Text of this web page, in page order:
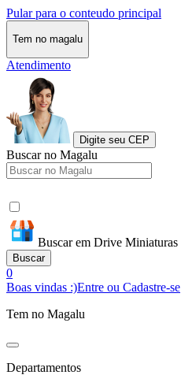
Pular para o conteudo principal
Tem no magalu
Atendimento
Digite seu CEP
Buscar no Magalu
Buscar em Drive Miniaturas
Buscar
0
Boas vindas :)Entre ou Cadastre-se
Tem no Magalu
Departamentos